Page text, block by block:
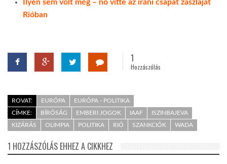
Ilyen sem volt még – nő vitte az iráni csapat zászlaját
Rióban
1
Hozzászólás
ROVAT: EURÓPA
EURÓPA - POLITIKA
CÍMKE:
BÍRÓSÁG EMBERI JOGOK IAAF
ISZINBAJEVA
KIZÁRÁS
OLIMPIA POLITIKA RIÓ SZANKCIÓK WADA
1 HOZZÁSZÓLÁS EHHEZ A CIKKHEZ